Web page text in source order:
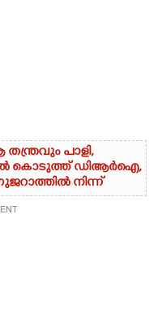
പാളി,​
കൊടുത്ത് ഡിആർഐ,​
നിന്ന്